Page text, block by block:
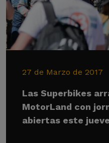
27 de Marzo de 2017
Las Superbikes
MotorLand con
abiertas este